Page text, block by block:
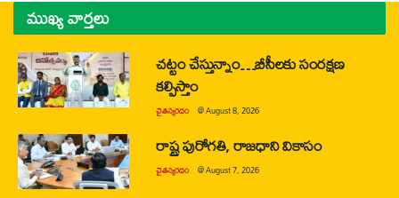
ముఖ్య వార్తలు
చట్టం చేస్తున్నాం…బీసీలకు సంరక్షణ
కల్పిస్తాం
చైతన్యరధం @August 8, 2026
రాష్ట్ర పురోగతి, రాజధాని వికాసం
చైతన్యరధం @August 7, 2026